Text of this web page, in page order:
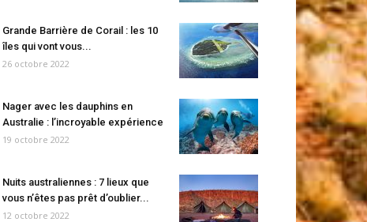
Grande Barrière de Corail : les 10
îles qui vont vous...
26 octobre 2022
Nager avec les dauphins en
Australie : l’incroyable expérience
19 octobre 2022
Nuits australiennes : 7 lieux que
vous n’êtes pas prêt d’oublier...
12 octobre 2022